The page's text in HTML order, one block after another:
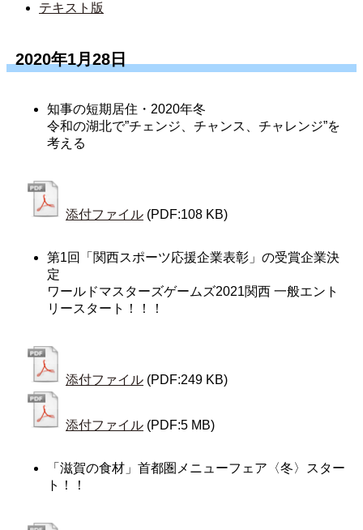
テキスト版
2020年1月28日
知事の短期居住・2020年冬
令和の湖北で”チェンジ、チャンス、チャレンジ”を
考える
添付ファイル (PDF:108 KB)
第1回「関西スポーツ応援企業表彰」の受賞企業決
定
ワールドマスターズゲームズ2021関西 一般エント
リースタート！！！
添付ファイル (PDF:249 KB)
添付ファイル (PDF:5 MB)
「滋賀の食材」首都圏メニューフェア〈冬〉スター
ト！！